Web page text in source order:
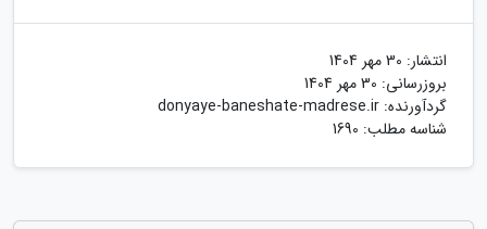
انتشار: 30 مهر 1404
بروزرسانی: 30 مهر 1404
گردآورنده: donyaye-baneshate-madrese.ir
شناسه مطلب: 1690